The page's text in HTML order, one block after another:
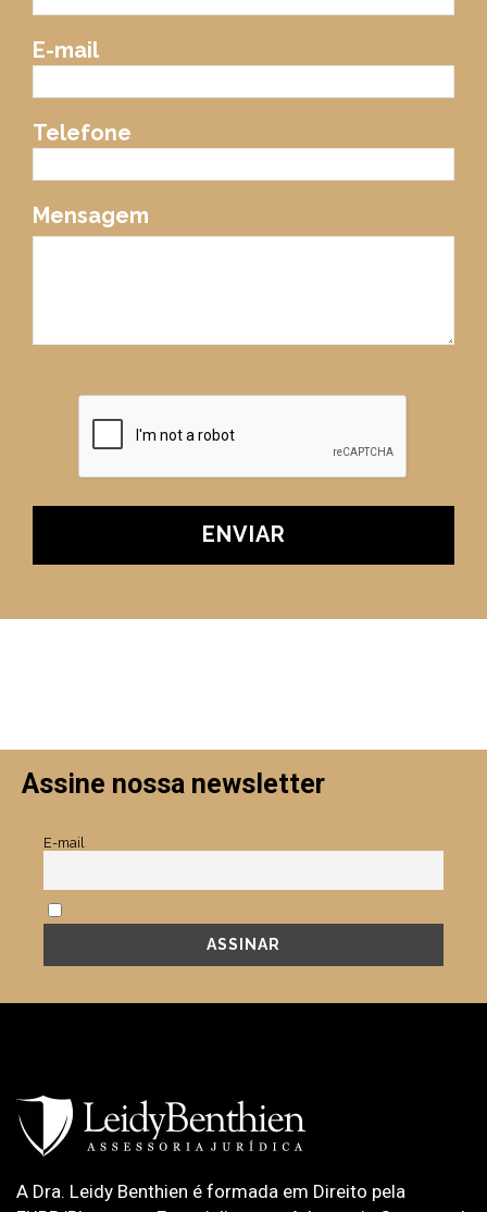
E-mail
Telefone
Mensagem
Assine nossa newsletter
E-mail
A Dra. Leidy Benthien é formada em Direito pela